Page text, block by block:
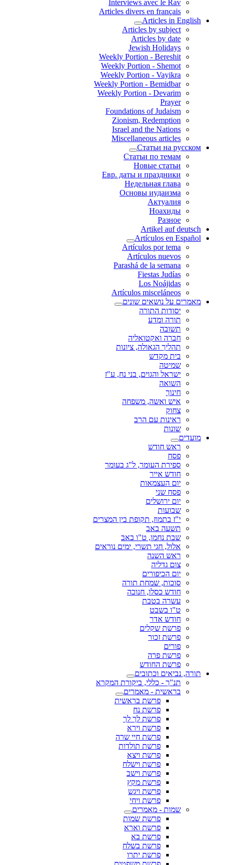
Interviews avec le Rav
Articles divers en français
Articles in English
Articles by subject
Articles by date
Jewish Holidays
Weekly Portion - Bereshit
Weekly Portion - Shemot
Weekly Portion - Vayikra
Weekly Portion - Bemidbar
Weekly Portion - Devarim
Prayer
Foundations of Judaism
Zionism, Redemption
Israel and the Nations
Miscellaneous articles
Статьи на русском
Статьи по темам
Новые статьи
Евр. даты и праздники
Недельная глава
Основы иудаизма
Актуалия
Ноахиды
Разное
Artikel auf deutsch
Artículos en Español
Artículos por tema
Artículos nuevos
Parashá de la semana
Fiestas Judías
Los Noájidas
Artículos misceláneos
מאמרים על נושאים שונים
יסודות התורה
תורה ומדע
תשובה
חברה ואקטואליה
תהליך הגאולה, ציונות
בית מקדש
שמיטה
ישראל והגוים, בני נח, ע"ז
השואה
חינוך
איש ואשה, משפחה
צחוק
ראינות עם הרב
שונות
מועדים
ראש חודש
פסח
ספירת העומר, ל"ג בעומר
חודש אייר
יום העצמאות
פסח שני
יום ירושלים
שבועות
י"ז בתמוז, תקופת בין המצרים
תשעה באב
שבת נחמו, ט"ו באב
אלול, חגי תשרי, ימים נוראים
ראש השנה
צום גדליה
יום הכיפורים
סוכות, שמחת תורה
חודש כסלו, חנוכה
עשרה בטבת
ט"ו בשבט
חודש אדר
פרשת שקלים
פרשת זכור
פורים
פרשת פרה
פרשת החודש
תורה, נביאים וכתובים
תנ"ך - כללי, ביקורת המקרא
בראשית - מאמרים
פרשת בראשית
פרשת נח
פרשת לך לך
פרשת וירא
פרשת חיי שרה
פרשת תולדות
פרשת ויצא
פרשת וישלח
פרשת וישב
פרשת מקץ
פרשת ויגש
פרשת ויחי
שמות - מאמרים
פרשת שמות
פרשת וארא
פרשת בא
פרשת בשלח
פרשת יתרו